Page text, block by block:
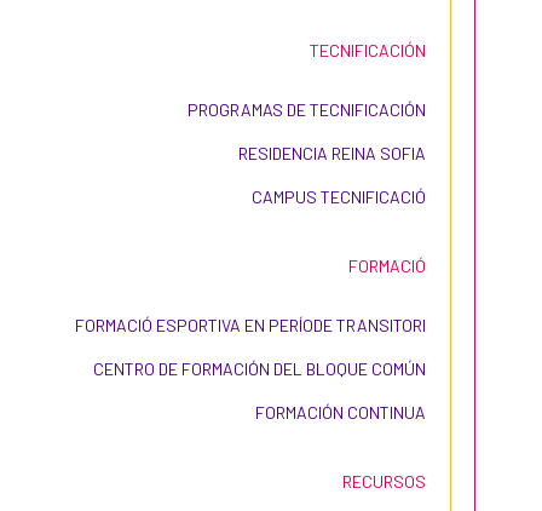
TECNIFICACIÓN
PROGRAMAS DE TECNIFICACIÓN
RESIDENCIA REINA SOFIA
CAMPUS TECNIFICACIÓ
FORMACIÓ
FORMACIÓ ESPORTIVA EN PERÍODE TRANSITORI
CENTRO DE FORMACIÓN DEL BLOQUE COMÚN
FORMACIÓN CONTINUA
RECURSOS